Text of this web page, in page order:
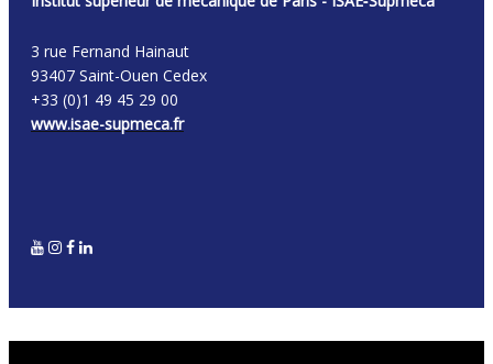
3 rue Fernand Hainaut
93407 Saint-Ouen Cedex
+33 (0)1 49 45 29 00
www.isae-supmeca.fr